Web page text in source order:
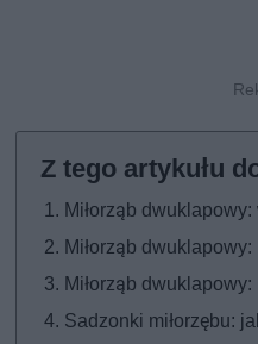
Miłorząb
Miłorząb
Miłorząb
Sadzonki miłorzębu: